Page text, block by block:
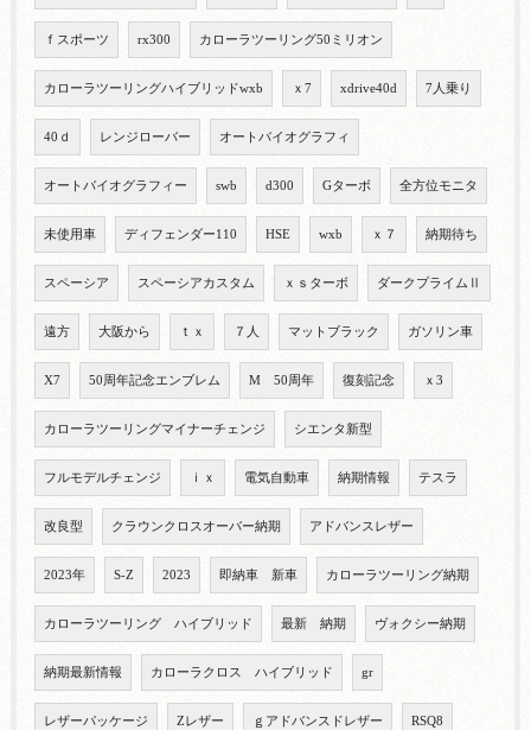
ｆスポーツ rx300 カローラツーリング50ミリオン
カローラツーリングハイブリッドwxb ｘ7 xdrive40d 7人乗り
40ｄ レンジローバー オートバイオグラフィ
オートバイオグラフィー swb d300 Gターボ 全方位モニタ
未使用車 ディフェンダー110 HSE wxb ｘ７ 納期待ち
スペーシア スペーシアカスタム ｘｓターボ ダークプライムⅡ
遠方 大阪から ｔｘ ７人 マットブラック ガソリン車
X7 50周年記念エンブレム M 50周年 復刻記念 ｘ3
カローラツーリングマイナーチェンジ シエンタ新型
フルモデルチェンジ ｉｘ 電気自動車 納期情報 テスラ
改良型 クラウンクロスオーバー納期 アドバンスレザー
2023年 S-Z 2023 即納車 新車 カローラツーリング納期
カローラツーリング ハイブリッド 最新 納期 ヴォクシー納期
納期最新情報 カローラクロス ハイブリッド gr
レザーパッケージ Zレザー ｇアドバンスドレザー RSQ8